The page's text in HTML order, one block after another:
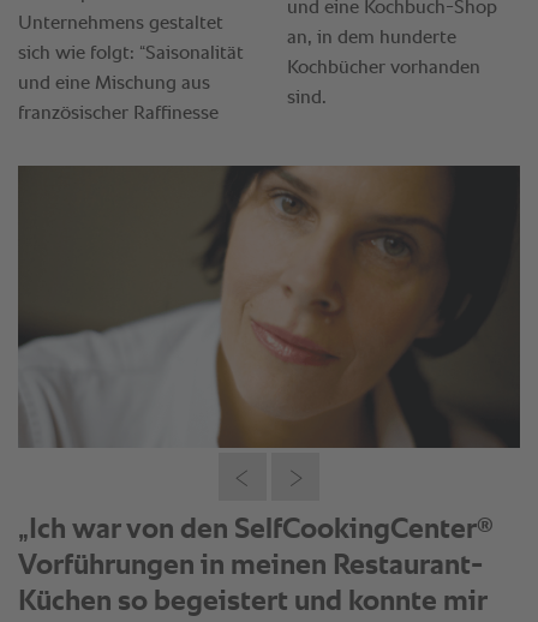
„Kein Gericht verlässt unsere Küche,
ohne auf irgendeine Weise mit einem
unseren SelfCookingCenter®in